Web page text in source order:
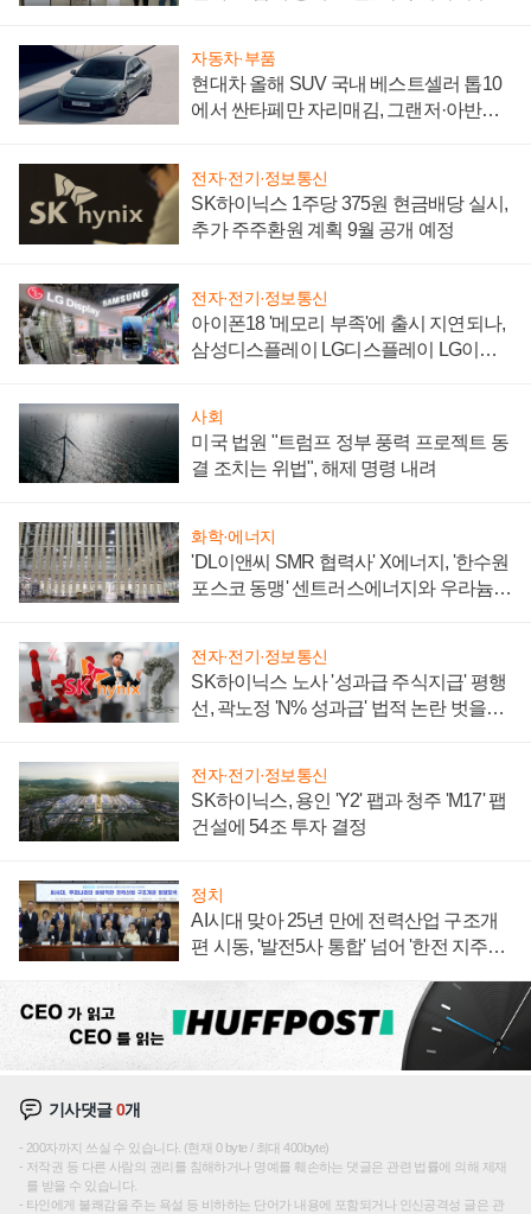
자동차·부품
현대차 올해 SUV 국내 베스트셀러 톱10
에서 싼타페만 자리매김, 그랜저·아반떼
전자·전기·정보통신
SK하이닉스 1주당 375원 현금배당 실시,
추가 주주환원 계획 9월 공개 예정
전자·전기·정보통신
아이폰18 '메모리 부족'에 출시 지연되나,
삼성디스플레이 LG디스플레이 LG이노
사회
미국 법원 "트럼프 정부 풍력 프로젝트 동
결 조치는 위법", 해제 명령 내려
화학·에너지
'DL이앤씨 SMR 협력사' X에너지, '한수원
포스코 동맹' 센트러스에너지와 우라늄
전자·전기·정보통신
SK하이닉스 노사 '성과급 주식지급' 평행
선, 곽노정 'N% 성과급' 법적 논란 벗을지
전자·전기·정보통신
SK하이닉스, 용인 'Y2' 팹과 청주 'M17' 팹
건설에 54조 투자 결정
정치
AI시대 맞아 25년 만에 전력산업 구조개
편 시동, '발전5사 통합' 넘어 '한전 지주사'
기사댓글0개
200자까지 쓰실 수 있습니다. (현재 0 byte / 최대 400byte)
저작권 등 다른 사람의 권리를 침해하거나 명예를 훼손하는 댓글은 관련 법률에 의해 제재
를 받을 수 있습니다.
타인에게 불쾌감을 주는 욕설 등 비하하는 단어가 내용에 포함되거나 인신공격성 글은 관